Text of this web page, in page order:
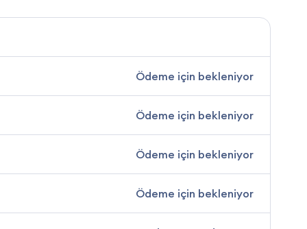
Ödeme için bekleniyor
Ödeme için bekleniyor
Ödeme için bekleniyor
Ödeme için bekleniyor